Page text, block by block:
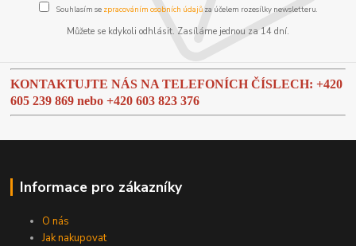
Souhlasím se zpracováním osobních údajůza účelem rozesílky newsletteru.
Můžete se kdykoli odhlásit. Zasíláme jednou za 14 dní.
KONTAKTUJTE NÁS NA TELEFONÍCH ČÍSLECH: +420
605 239 869 nebo+420 603 823 376
Informace pro zákazníky
O nás
Jak nakupovat